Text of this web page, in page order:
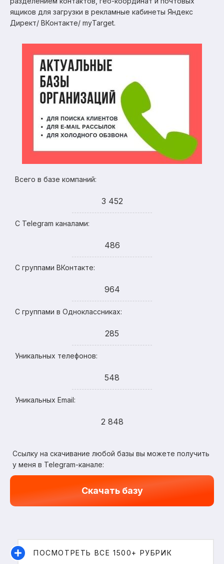
ящиков для загрузки в рекламные кабинеты Яндекс
Директ/ ВКонтакте/ myTarget.
Всего в базе компаний:
3 452
С Telegram каналами:
486
С группами ВКонтакте:
964
С группами в Одноклассниках:
285
Уникальных телефонов:
548
Уникальных Email:
2 848
Ссылку на скачивание любой базы вы можете получить
у меня в Telegram-канале:
Скачать базу
ПОСМОТРЕТЬ ВСЕ 1500+ РУБРИК